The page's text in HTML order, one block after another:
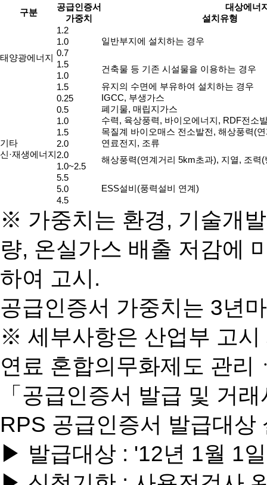
구분
공급인증서
가중치
대상에너
설치유형
태양광에너지
1.2
일반부지에 설치하는 경우
1.0
0.7
1.5
건축물 등 기존 시설물을 이용하는 경우
1.0
1.5
유지의 수면에 부유하여 설치하는 경우
기타
신·재생에너지
0.25
IGCC, 부생가스
0.5
폐기물, 매립지가스
1.0
수력, 육상풍력, 바이오에너지, RDF전소
1.5
목질계 바이오매스 전소발전, 해상풍력(
2.0
연료전지, 조류
2.0
해상풍력(연계거리 5km초과), 지열, 조력
1.0~2.5
5.5
ESS설비(풍력설비 연계)
5.0
4.5
※ 가중치는 환경, 기술개
량, 온실가스 배출 저감에
하여 고시.
공급인증서 가중치는 3년
※ 세부사항은 산업부 고시
연료 혼합의무화제도 관리
「공급인증서 발급 및 거
RPS 공급인증서 발급대상
▶ 발급대상 : '12년 1월 1